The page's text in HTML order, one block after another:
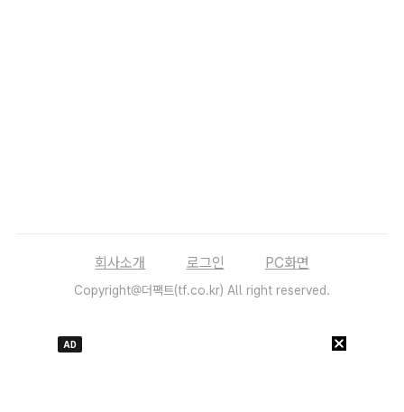
회사소개 로그인 PC화면
Copyright@더팩트(tf.co.kr) All right reserved.
AD